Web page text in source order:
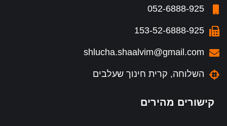
052-6888-925
153-52-6888-925
shlucha.shaalvim@gmail.com
השלוחה, קרית חינוך שעלבים
קישורים מהירים